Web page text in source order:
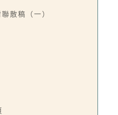
散稿（一）